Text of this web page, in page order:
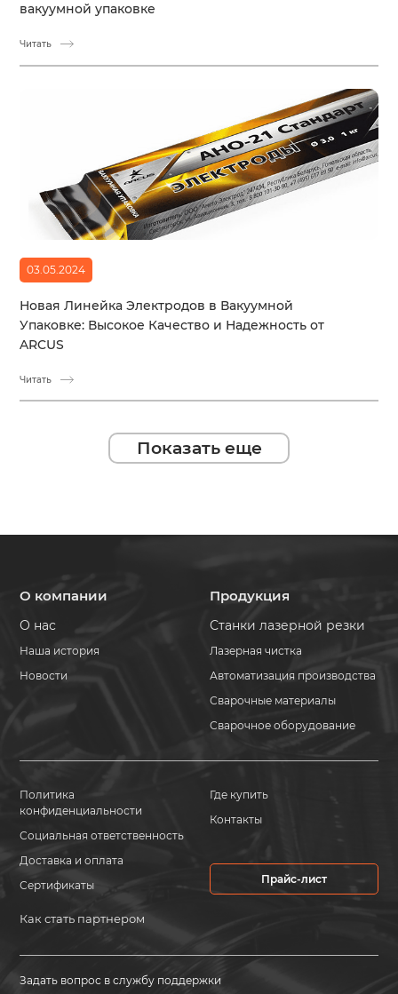
вакуумной упаковке
Читать
03.05.2024
Новая Линейка Электродов в Вакуумной
Упаковке: Высокое Качество и Надежность от
ARCUS
Читать
Показать еще
О компании
О нас
Наша история
Новости
Продукция
Станки лазерной резки
Лазерная чистка
Автоматизация производства
Сварочные материалы
Сварочное оборудование
Политика
конфиденциальности
Социальная ответственность
Доставка и оплата
Сертификаты
Как стать партнером
Где купить
Контакты
Прайс-лист
Задать вопрос в службу поддержки